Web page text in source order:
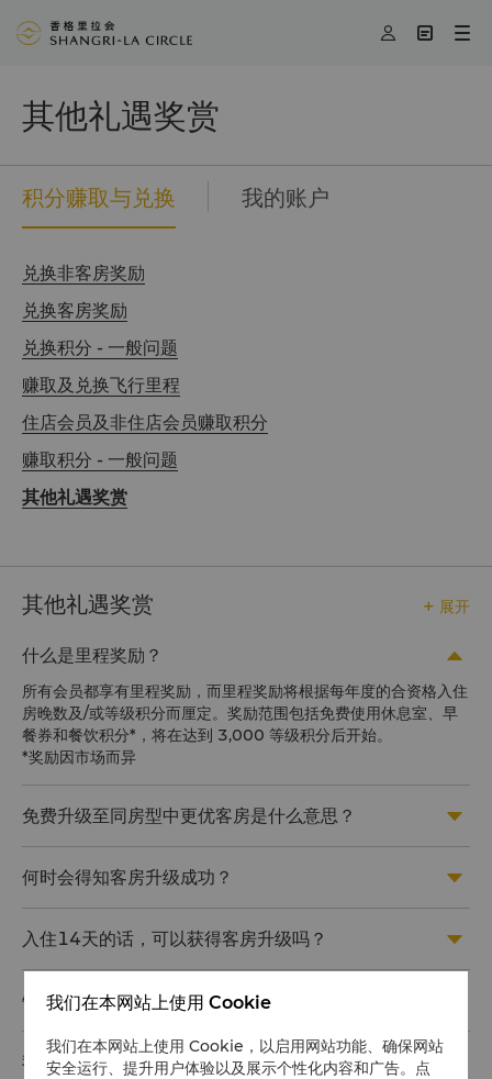
  
其他礼遇奖赏
积分赚取与兑换 我的账户
兑换非客房奖励
兑换客房奖励
兑换积分 - 一般问题
赚取及兑换飞行里程
住店会员及非住店会员赚取积分
赚取积分 - 一般问题
其他礼遇奖赏
其他礼遇奖赏  展开
什么是里程奖励？

所有会员都享有里程奖励，而里程奖励将根据每年度的合资格入住
房晚数及/或等级积分而厘定。奖励范围包括免费使用休息室、早
餐券和餐饮积分*，将在达到 3,000 等级积分后开始。
*奖励因市场而异
免费升级至同房型中更优客房是什么意思？ 
何时会得知客房升级成功？ 
入住14天的话，可以获得客房升级吗？ 
钻石级会员带同宾客使用贵宾廊有限制吗？
我需要陪同宾客使用贵宾廊吗？

我们在本网站上使用 Cookie
我们在本网站上使用 Cookie，以启用网站功能、确保网站
安全运行、提升用户体验以及展示个性化内容和广告。点